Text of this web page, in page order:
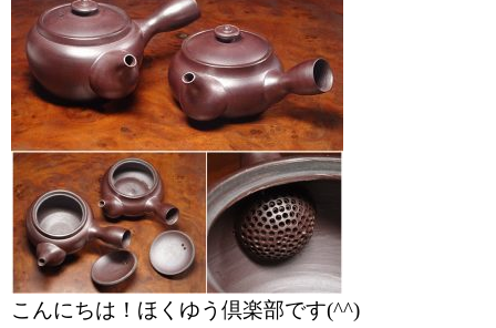
こんにちは！ほくゆう倶楽部です(^^)